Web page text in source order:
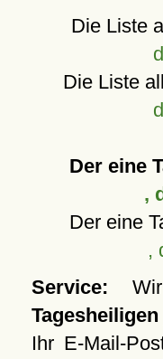
Die Liste
Die Liste
Der eine
,
Der eine
,
Service:
Tagesheiligen
Ihr E-Mail-